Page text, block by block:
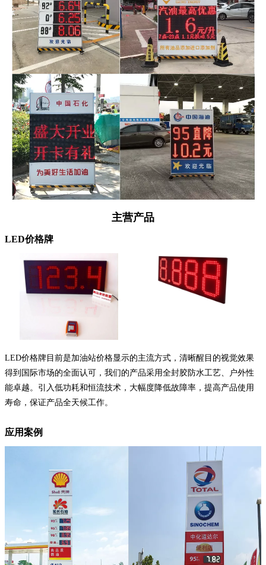
主营产品
LED价格牌
LED价格牌目前是加油站价格显示的主流方式，清晰醒目的视觉效果
得到国际市场的全面认可，我们的产品采用全封胶防水工艺、户外性
能卓越。引入低功耗和恒流技术，大幅度降低故障率，提高产品使用
寿命，保证产品全天候工作。
应用案例